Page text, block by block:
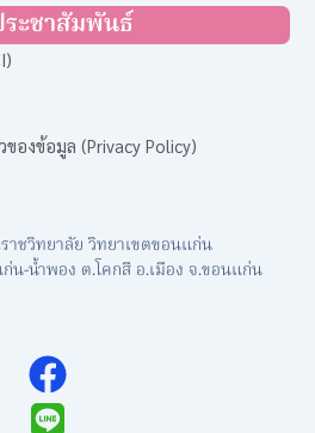
ะชาสัมพันธ์
องข้อมูล (Privacy Policy)
ชวิทยาลัย วิทยาเขตขอนแก่น
น-น้ำพอง ต.โคกสี อ.เมือง จ.ขอนแก่น